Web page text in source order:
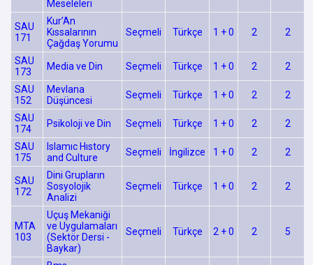
Meseleleri
SAU
171
Kur’An
Kıssalarının
Çağdaş Yorumu
Seçmeli Türkçe 1 + 0 2 2
SAU
173
Media ve Din Seçmeli Türkçe 1 + 0 2 2
SAU
152
Mevlana
Düşüncesi
Seçmeli Türkçe 1 + 0 2 2
SAU
174
Psikoloji ve Din Seçmeli Türkçe 1 + 0 2 2
SAU
175
Islamıc Hıstory
and Culture
Seçmeli İngilizce 1 + 0 2 2
SAU
172
Dini Grupların
Sosyolojik
Analizi
Seçmeli Türkçe 1 + 0 2 2
MTA
103
Uçuş Mekaniği
ve Uygulamaları
(Sektör Dersi -
Baykar)
Seçmeli Türkçe 2 + 0 2 5